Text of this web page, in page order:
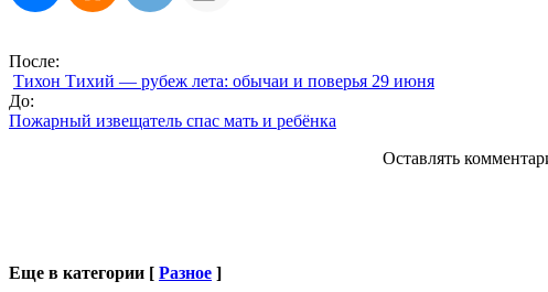
После:
Тихон Тихий — рубеж лета: обычаи и поверья 29 июня
До:
Пожарный извещатель спас мать и ребёнка
Оставлять
Еще в категории [ Разное ]